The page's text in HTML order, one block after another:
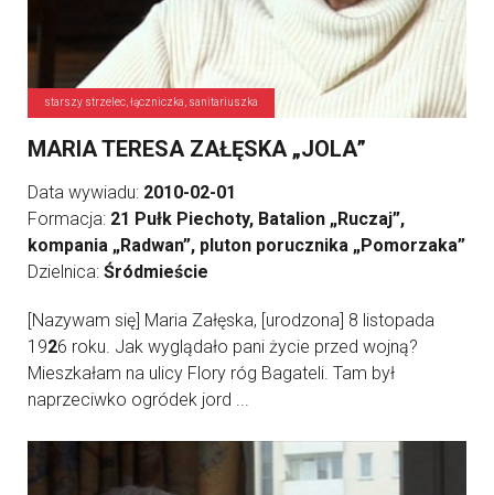
starszy strzelec, łączniczka, sanitariuszka
MARIA TERESA ZAŁĘSKA „JOLA”
Data wywiadu: 2010-02-01
Formacja: 21 Pułk Piechoty, Batalion „Ruczaj”,
kompania „Radwan”, pluton porucznika „Pomorzaka”
Dzielnica: Śródmieście
[Nazywam się] Maria Załęska, [urodzona] 8 listopada
1926 roku. Jak wyglądało pani życie przed wojną?
Mieszkałam na ulicy Flory róg Bagateli. Tam był
naprzeciwko ogródek jord ...